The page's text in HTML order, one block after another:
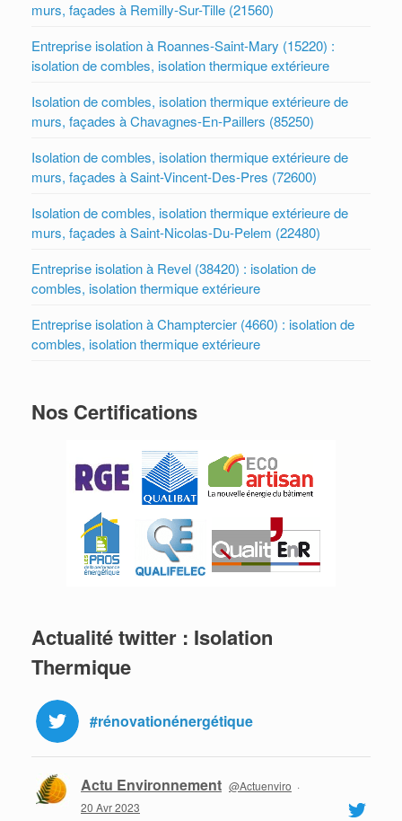
murs, façades à Remilly-Sur-Tille (21560)
Entreprise isolation à Roannes-Saint-Mary (15220) :
isolation de combles, isolation thermique extérieure
Isolation de combles, isolation thermique extérieure de
murs, façades à Chavagnes-En-Paillers (85250)
Isolation de combles, isolation thermique extérieure de
murs, façades à Saint-Vincent-Des-Pres (72600)
Isolation de combles, isolation thermique extérieure de
murs, façades à Saint-Nicolas-Du-Pelem (22480)
Entreprise isolation à Revel (38420) : isolation de
combles, isolation thermique extérieure
Entreprise isolation à Champtercier (4660) : isolation de
combles, isolation thermique extérieure
Nos Certifications
Actualité twitter : Isolation
Thermique
#rénovationénergétique
Actu Environnement @Actuenviro ·
20 Avr 2023